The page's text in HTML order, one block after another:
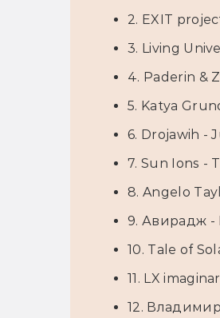
2. EXIT
3. Living
4. Paderin &
5. Katya
6. Drojawih -
7. Sun Ions -
8. Angelo
9. Авирадж
10. Tale of
11. LX
12.